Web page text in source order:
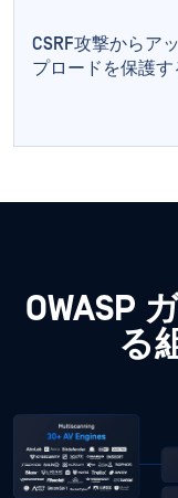
CSRF攻撃からアッ
プロードを保護す
OWASP
る